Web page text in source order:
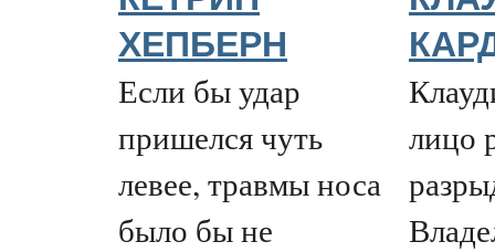
ХЕПБЕРН
Если бы удар
пришелся чуть
левее, травмы носа
было бы не
лицо